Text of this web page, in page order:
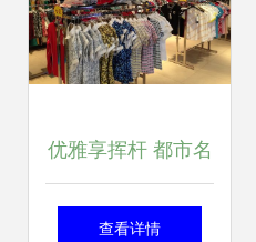
优雅享挥杆 都市名
人高尔夫KAAPA
查看详情